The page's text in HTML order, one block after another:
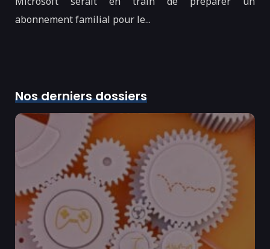
abonnement familial pour le...
Nos derniers dossiers